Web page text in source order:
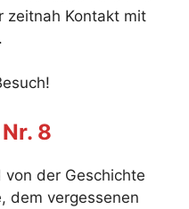
zeitnah Kontakt mit
8
von der Geschichte
dem vergessenen